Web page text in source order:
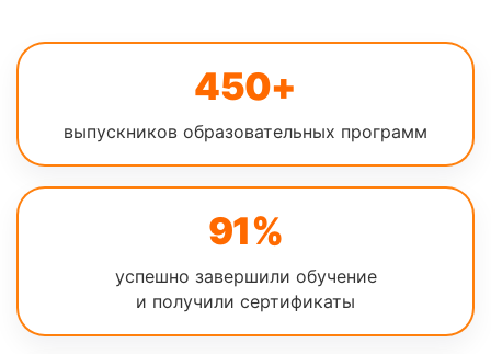
450+
выпускников образовательных программ
91%
успешно завершили обучение
и получили сертификаты